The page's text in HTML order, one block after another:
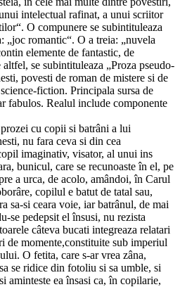
intelectual rafinat, a unui scriitor
O compunere se subintituleaza
„joc romantic“. O a treia: „nuvela
elemente de fantastic, de
se subintituleaza „Proza pseudo-
povesti de roman de mistere si de
fiction. Principala sursa de
fabulos. Realul include componente
cu copii si batrâni a lui
nu fara ceva si din cea
imaginativ, visator, al unui ins
bunicul, care se recunoaste în el, pe
a urca, de acolo, amândoi, în Carul
copilul e batut de tatal sau,
sa-si ceara voie, iar batrânul, de mai
se pedepsit el însusi, nu rezista
câteva bucati integreaza relatari
de momente,constituite sub imperiul
O fetita, care s-ar vrea zâna,
se ridice din fotoliu si sa umble, si
aminteste ea însasi ca, în copilarie,